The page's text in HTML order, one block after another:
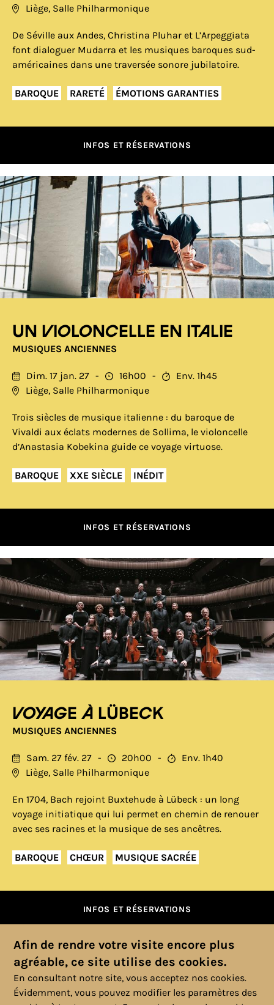
Liège, Salle Philharmonique
De Séville aux Andes, Christina Pluhar et L’Arpeggiata
font dialoguer Mudarra et les musiques baroques sud-
américaines dans une traversée sonore jubilatoire.
BAROQUE RARETÉ ÉMOTIONS GARANTIES
INFOS ET RÉSERVATIONS
Un violoncelle en Italie
MUSIQUES ANCIENNES
Dim. 17 jan. 27 16h00
Env. 1h45
Liège, Salle Philharmonique
Trois siècles de musique italienne : du baroque de
Vivaldi aux éclats modernes de Sollima, le violoncelle
d’Anastasia Kobekina guide ce voyage virtuose.
BAROQUE XXE SIÈCLE INÉDIT
INFOS ET RÉSERVATIONS
Voyage à Lübeck
MUSIQUES ANCIENNES
Sam. 27 fév. 27 20h00
Env. 1h40
Liège, Salle Philharmonique
En 1704, Bach rejoint Buxtehude à Lübeck : un long
voyage initiatique qui lui permet en chemin de renouer
avec ses racines et la musique de ses ancêtres.
BAROQUE CHŒUR MUSIQUE SACRÉE
INFOS ET RÉSERVATIONS
Afin de rendre votre visite encore plus
agréable, ce site utilise des cookies.
En consultant notre site, vous acceptez nos cookies.
Évidemment, vous pouvez modifier les paramètres des